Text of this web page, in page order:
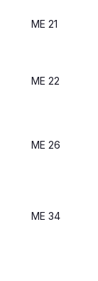
ME 21
ME 22
ME 26
ME 34